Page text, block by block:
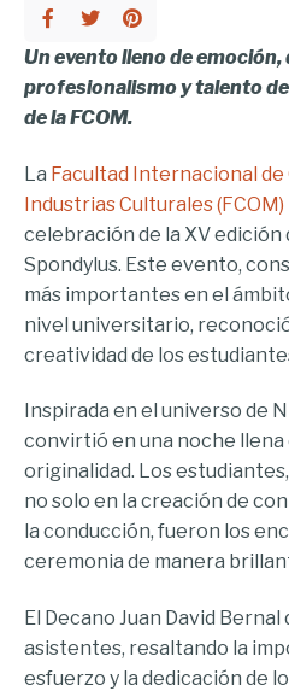
Un evento lleno de
profesionalismo y talento
de la FCOM.
La Facultad Internacional de
Industrias Culturales (FCOM)
celebración de la XV edición
Spondylus. Este evento,
más importantes en el
nivel universitario,
creatividad de los
Inspirada en el universo de
convirtió en una noche llena
originalidad. Los
no solo en la creación de
la conducción, fueron los
ceremonia de manera
El Decano Juan David
asistentes, resaltando la
esfuerzo y la dedicación de